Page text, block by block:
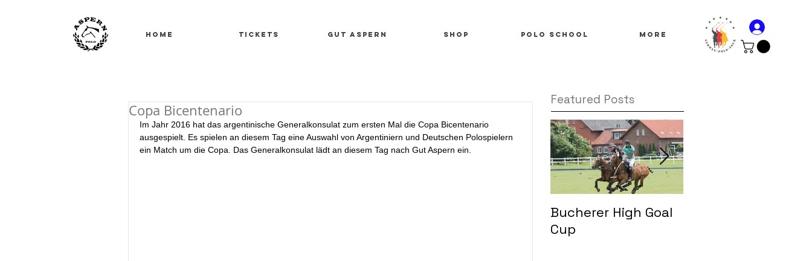
Home tickets Gut Aspern SHOP Polo School More
Copa Bicentenario
Im Jahr 2016 hat das argentinische Generalkonsulat zum ersten Mal die Copa Bicentenario
ausgespielt. Es spielen an diesem Tag eine Auswahl von Argentiniern und Deutschen Polospielern
ein Match um die Copa. Das Generalkonsulat lädt an diesem Tag nach Gut Aspern ein.
Featured Posts
Bucherer High Goal
Cup